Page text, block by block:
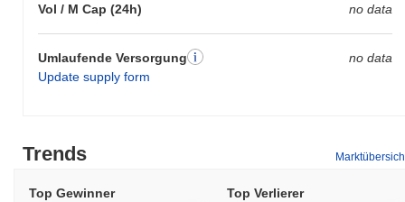
Vol / M Cap (24h) no data
Umlaufende Versorgung
Update supply form
no data
Trends
Top Gewinner Top Verlierer